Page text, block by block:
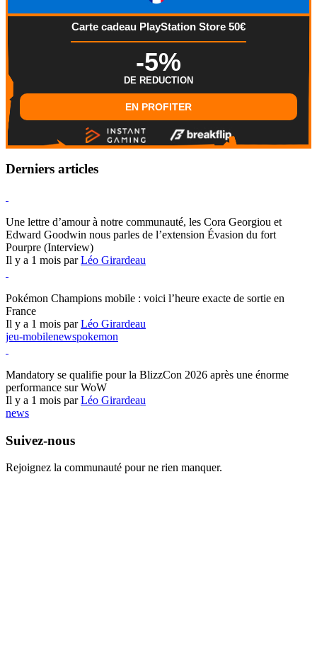
Carte cadeau PlayStation Store 50€
-5%
DE REDUCTION
EN PROFITER
Derniers articles
Une lettre d’amour à notre communauté, les Cora Georgiou et
Edward Goodwin nous parles de l’extension Évasion du fort
Pourpre (Interview)
Il y a 1 mois parLéo Girardeau
Pokémon Champions mobile : voici l’heure exacte de sortie en
France
Il y a 1 mois parLéo Girardeau
jeu-mobilenewspokemon
Mandatory se qualifie pour la BlizzCon 2026 après une énorme
performance sur WoW
Il y a 1 mois parLéo Girardeau
news
Suivez-nous
Rejoignez la communauté pour ne rien manquer.